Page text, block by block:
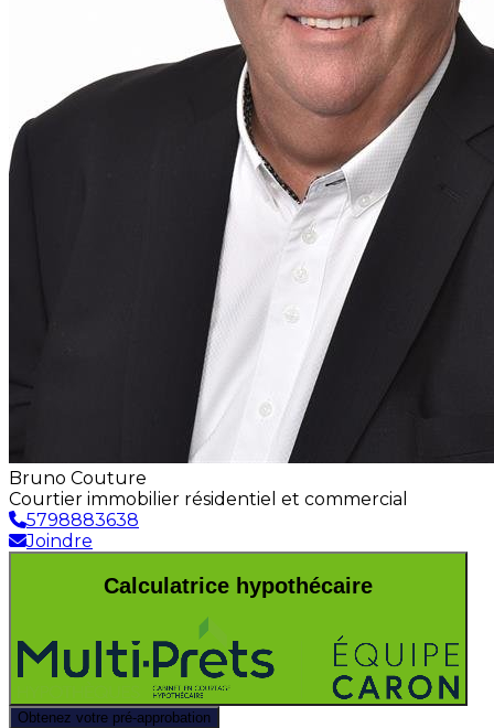
Bruno Couture
Courtier immobilier résidentiel et commercial
5798883638
Joindre
Calculatrice hypothécaire
Obtenez votre pré-approbation